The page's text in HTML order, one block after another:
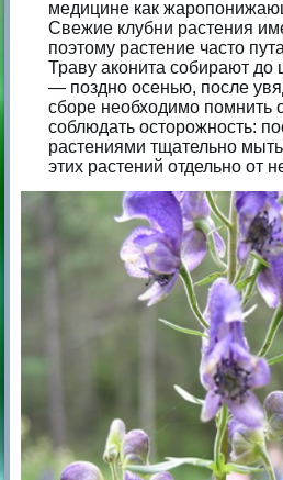
медицине как
Свежие клубни растения
поэтому растение часто
Траву аконита собирают до
— поздно осенью, после
сборе необходимо помнить
соблюдать осторожность:
растениями тщательно
этих растений отдельно от